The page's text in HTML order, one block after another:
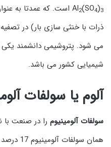
Al2(SO4)3 است. که عمدتا به
ذرات با خنثی سازی بار) در
می شود. پتروشیمی دانشمند یکی
شیمیایی کشور می باشد.
آلوم یا سولفات
سولفات آلومینیوم
همان